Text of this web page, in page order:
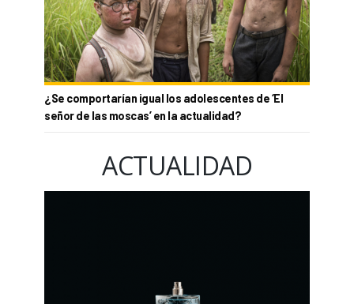
¿Se comportarían igual los adolescentes de ‘El
señor de las moscas’ en la actualidad?
ACTUALIDAD